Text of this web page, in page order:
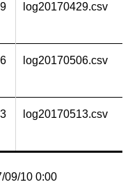
log20170429.csv
log20170506.csv
log20170513.csv
09/10 0:00